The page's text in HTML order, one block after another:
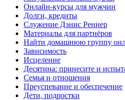
Онлайн-курсы для мужчин
Долги, кредиты
Служение Дэнис Реннер
Материалы для партнёров
Найти домашнюю группу
Зависимость
Исцеление
Десятина: принесите и
Семья и отношения
Преуспевание и обеспечение
Дети, подростки